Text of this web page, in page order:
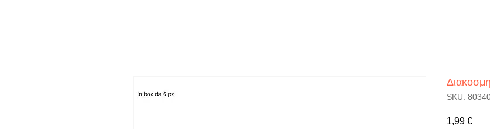
SKU:
1,99 €Τιμή